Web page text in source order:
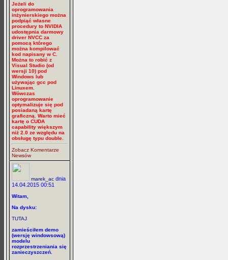
Jeżeli do
oprogramowania
inżynierskiego można
podpiąć własne
procedury to NVIDIA
udostępnia darmowy
driver NVCC za
pomocą którego
można kompilować
kod napisany w C.
Można to robić z
Visual Studio (od
wersji 10) pod
Windows lub
używając gcc pod
Linuxem.
Wówczas
oprogramowanie
optymalizuje się pod
posiadaną kartę
graficzną. Warto mieć
kartę o CUDA
capability większym
niż 2.0 ze względu na
obsługę typu double.
Zobacz Komentarze
Newsów
marek_ac dnia
14.04.2015 00:51
Witam,
Na dysku:
TUTAJ
zamieściłem demo
(wersję windowsową)
modelu
rozprzestrzeniania się
zanieczyszczeń.